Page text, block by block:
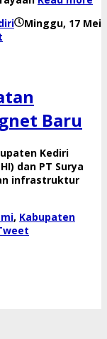
Minggu, 17 Mei
Baru
Kediri
dan PT Surya
infrastruktur
, Kabupaten